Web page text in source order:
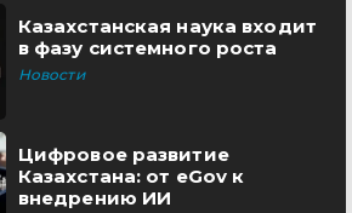
Казахстанская наука входит
в фазу системного роста
Новости
Цифровое развитие
Казахстана: от eGov к
внедрению ИИ